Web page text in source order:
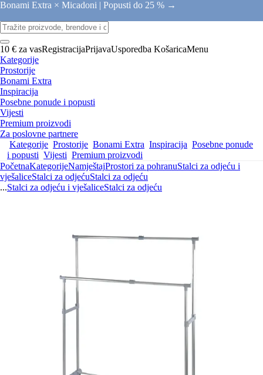
Bonami Extra × Micadoni | Popusti do 25 % →
10 € za vasRegistracijaPrijavaUsporedba KošaricaMenu
Kategorije
Prostorije
Bonami Extra
Inspiracija
Posebne ponude i popusti
Vijesti
Premium proizvodi
Za poslovne partnere
Kategorije Prostorije Bonami Extra Inspiracija Posebne ponude
i popusti Vijesti Premium proizvodi
PočetnaKategorijeNamještajProstori za pohranuStalci za odjeću i
vješaliceStalci za odjećuStalci za odjeću
...Stalci za odjeću i vješaliceStalci za odjeću